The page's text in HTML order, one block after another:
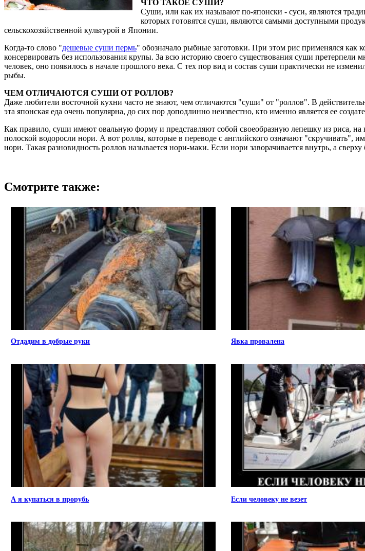
ЧТО ТАКОЕ СУШИ?
Суши, или как их называют по-японски - суси, являются
которых готовятся суши, являются самыми доступными
сельскохозяйственной культурой в Японии.
Когда-то слово "дешевые суши пермь" обозначало рыбные заготовки. При этом рис применялся как
консервировать без использования крупы. За всю историю своего существования суши
человек, оно появилось в начале прошлого века. С тех пор вид и состав суши практически не
рыбы.
ЧЕМ ОТЛИЧАЮТСЯ СУШИ ОТ РОЛЛОВ?
Даже любители восточной кухни часто не знают, чем отличаются "суши" от "роллов". В
эта японская еда очень популярна, до сих пор доподлинно неизвестно, кто именно является ее
Как правило, суши имеют овальную форму и представляют собой своеобразную лепешку из риса,
полоской водоросли нори. А вот роллы, которые в переводе с английского означают "скручивать",
нори. Такая разновидность роллов называется нори-маки. Если нори заворачивается внутрь, а
Смотрите также:
Отдадим в добрые руки Явка провалена
А я купаться в прорубь Если человеку не везет